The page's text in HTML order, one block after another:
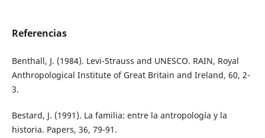
Referencias
Benthall, J. (1984). Levi-Strauss and UNESCO. RAIN, Royal
Anthropological Institute of Great Britain and Ireland, 60, 2-
3.
Bestard, J. (1991). La familia: entre la antropología y la
historia. Papers, 36, 79-91.